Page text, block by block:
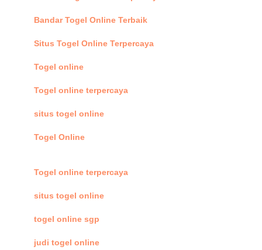
Bandar Togel Online Terbaik
Situs Togel Online Terpercaya
Togel online
Togel online terpercaya
situs togel online
Togel Online
Togel online terpercaya
situs togel online
togel online sgp
judi togel online